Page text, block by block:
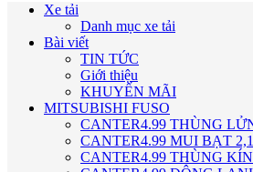
Xe tải
Danh mục xe tải
Bài viết
TIN TỨC
Giới thiệu
KHUYẾN MÃI
MITSUBISHI FUSO
CANTER4.99 THÙNG
CANTER4.99 MUI BẠT
CANTER4.99 THÙNG